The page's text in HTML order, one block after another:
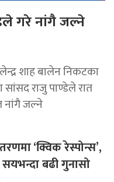
गरे नांगै जल्ने
शाह बालेन निकटका
सांसद राजु पाण्डेले रात
नांगै जल्ने
‘क्विक रेस्पोन्स’,
बढी गुनासो